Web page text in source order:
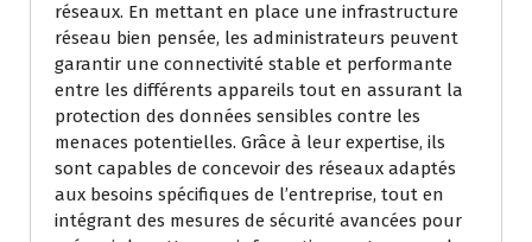
réseaux. En mettant en place une infrastructure
réseau bien pensée, les administrateurs peuvent
garantir une connectivité stable et performante
entre les différents appareils tout en assurant la
protection des données sensibles contre les
menaces potentielles. Grâce à leur expertise, ils
sont capables de concevoir des réseaux adaptés
aux besoins spécifiques de l’entreprise, tout en
intégrant des mesures de sécurité avancées pour